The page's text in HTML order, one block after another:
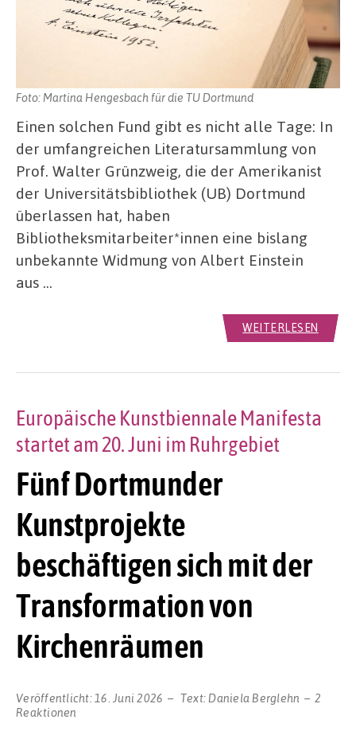
Foto: Martina Hengesbach für die TU Dortmund
Einen solchen Fund gibt es nicht alle Tage: In
der umfangreichen Literatursammlung von
Prof. Walter Grünzweig, die der Amerikanist
der Universitätsbibliothek (UB) Dortmund
überlassen hat, haben
Bibliotheksmitarbeiter*innen eine bislang
unbekannte Widmung von Albert Einstein
aus …
WEITERLESEN
Fünf Dortmunder
Kunstprojekte
beschäftigen sich mit der
Transformation von
Kirchenräumen
Europäische Kunstbiennale Manifesta
startet am 20. Juni im Ruhrgebiet
Veröffentlicht: 16. Juni 2026 Text:Daniela Berglehn
2
Reaktionen